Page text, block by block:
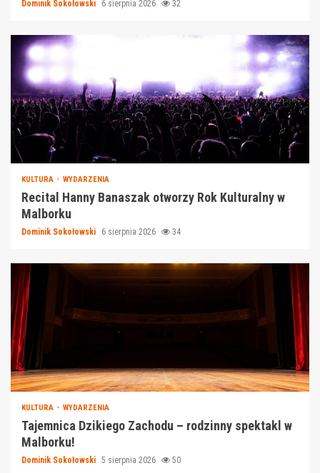
Dominik Sokołowski 6 sierpnia 2026 32
KULTURA WYDARZENIA
Recital Hanny Banaszak otworzy Rok Kulturalny w
Malborku
Dominik Sokołowski 6 sierpnia 2026 34
KULTURA WYDARZENIA
Tajemnica Dzikiego Zachodu – rodzinny spektakl w
Malborku!
Dominik Sokołowski 5 sierpnia 2026 50